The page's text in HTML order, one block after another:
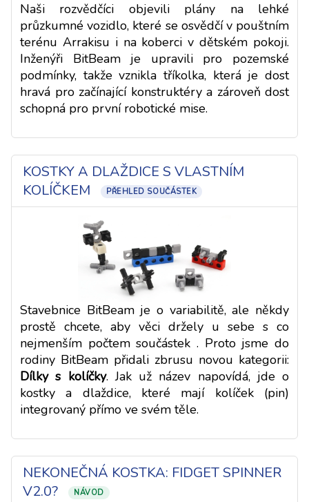
Naši rozvědčíci objevili plány na lehké
průzkumné vozidlo, které se osvědčí v pouštním
terénu Arrakisu i na koberci v dětském pokoji.
Inženýři BitBeam je upravili pro pozemské
podmínky, takže vznikla tříkolka, která je dost
hravá pro začínající konstruktéry a zároveň dost
schopná pro první robotické mise.
KOSTKY A DLAŽDICE S VLASTNÍM
KOLÍČKEM
PŘEHLED SOUČÁSTEK
Stavebnice BitBeam je o variabilitě, ale někdy
prostě chcete, aby věci držely u sebe s co
nejmenším počtem součástek . Proto jsme do
rodiny BitBeam přidali zbrusu novou kategorii:
Dílky s kolíčky. Jak už název napovídá, jde o
kostky a dlaždice, které mají kolíček (pin)
integrovaný přímo ve svém těle.
NEKONEČNÁ KOSTKA: FIDGET SPINNER
V2.0?
NÁVOD